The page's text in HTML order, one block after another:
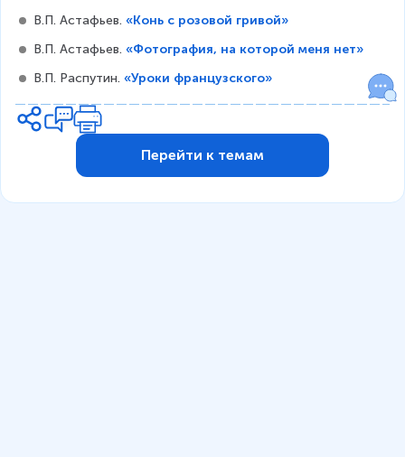
В.П. Астафьев. «Конь с розовой гривой»
В.П. Астафьев. «Фотография, на которой меня нет»
В.П. Распутин. «Уроки французского»
Перейти к темам